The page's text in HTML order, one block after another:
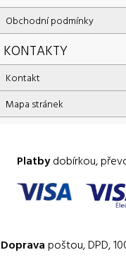
Obchodní podmínky
KONTAKTY
Kontakt
Mapa stránek
Platbydobírkou,
Doprava poštou, DPD,